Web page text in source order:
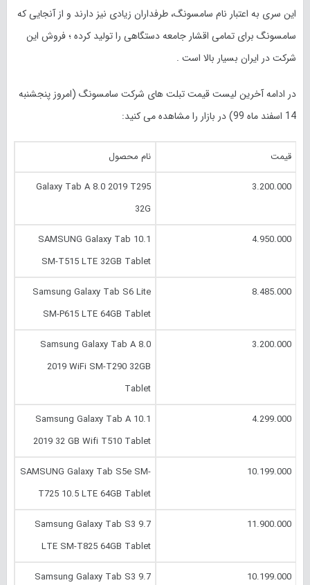
این سری به اعتبار نام سامسونگ، طرفداران زیادی نیز دارند و از آنجایی که
سامسونگ برای تمامی اقشار جامعه دستگاهی را تولید کرده ؛ فروش این
شرکت در ایران بسیار بالا است .
در ادامه آخرین لیست قیمت تبلت های شرکت سامسونگ (امروز پنجشنبه
14 اسفند ماه 99) در بازار را مشاهده می کنید:
قیمت نام محصول
3.200.000
Galaxy Tab A 8.0 2019 T295
32G
4.950.000
SAMSUNG Galaxy Tab 10.1
SM-T515 LTE 32GB Tablet
8.485.000
Samsung Galaxy Tab S6 Lite
SM-P615 LTE 64GB Tablet
3.200.000
Samsung Galaxy Tab A 8.0
2019 WiFi SM-T290 32GB
Tablet
4.299.000
Samsung Galaxy Tab A 10.1
2019 32 GB Wifi T510 Tablet
10.199.000
SAMSUNG Galaxy Tab S5e SM-
T725 10.5 LTE 64GB Tablet
11.900.000
Samsung Galaxy Tab S3 9.7
LTE SM-T825 64GB Tablet
10.199.000
Samsung Galaxy Tab S3 9.7